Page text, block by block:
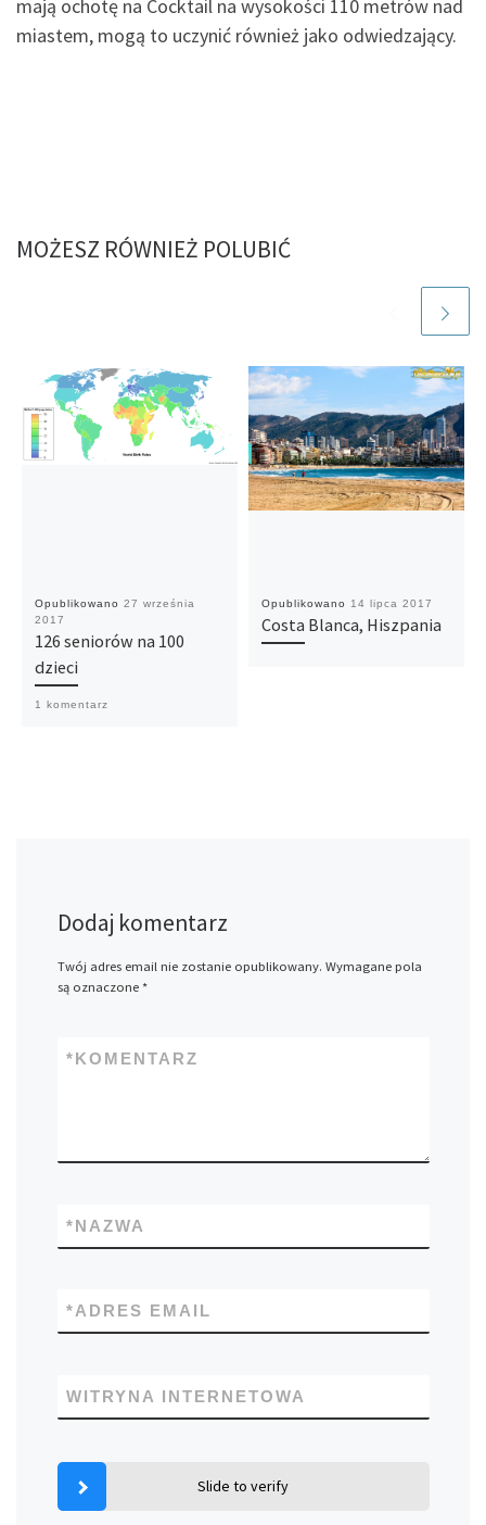
mają ochotę na Cocktail na wysokości 110 metrów nad
miastem, mogą to uczynić również jako odwiedzający.
MOŻESZ RÓWNIEŻ POLUBIĆ
Opublikowano 27 września
2017
126 seniorów na 100
dzieci
1 komentarz
Opublikowano 14 lipca 2017
Costa Blanca, Hiszpania
Dodaj komentarz
Twój adres email nie zostanie opublikowany. Wymagane pola
są oznaczone *
KOMENTARZ
*
NAZWA
*
ADRES EMAIL
*
WITRYNA INTERNETOWA
Slide to verify